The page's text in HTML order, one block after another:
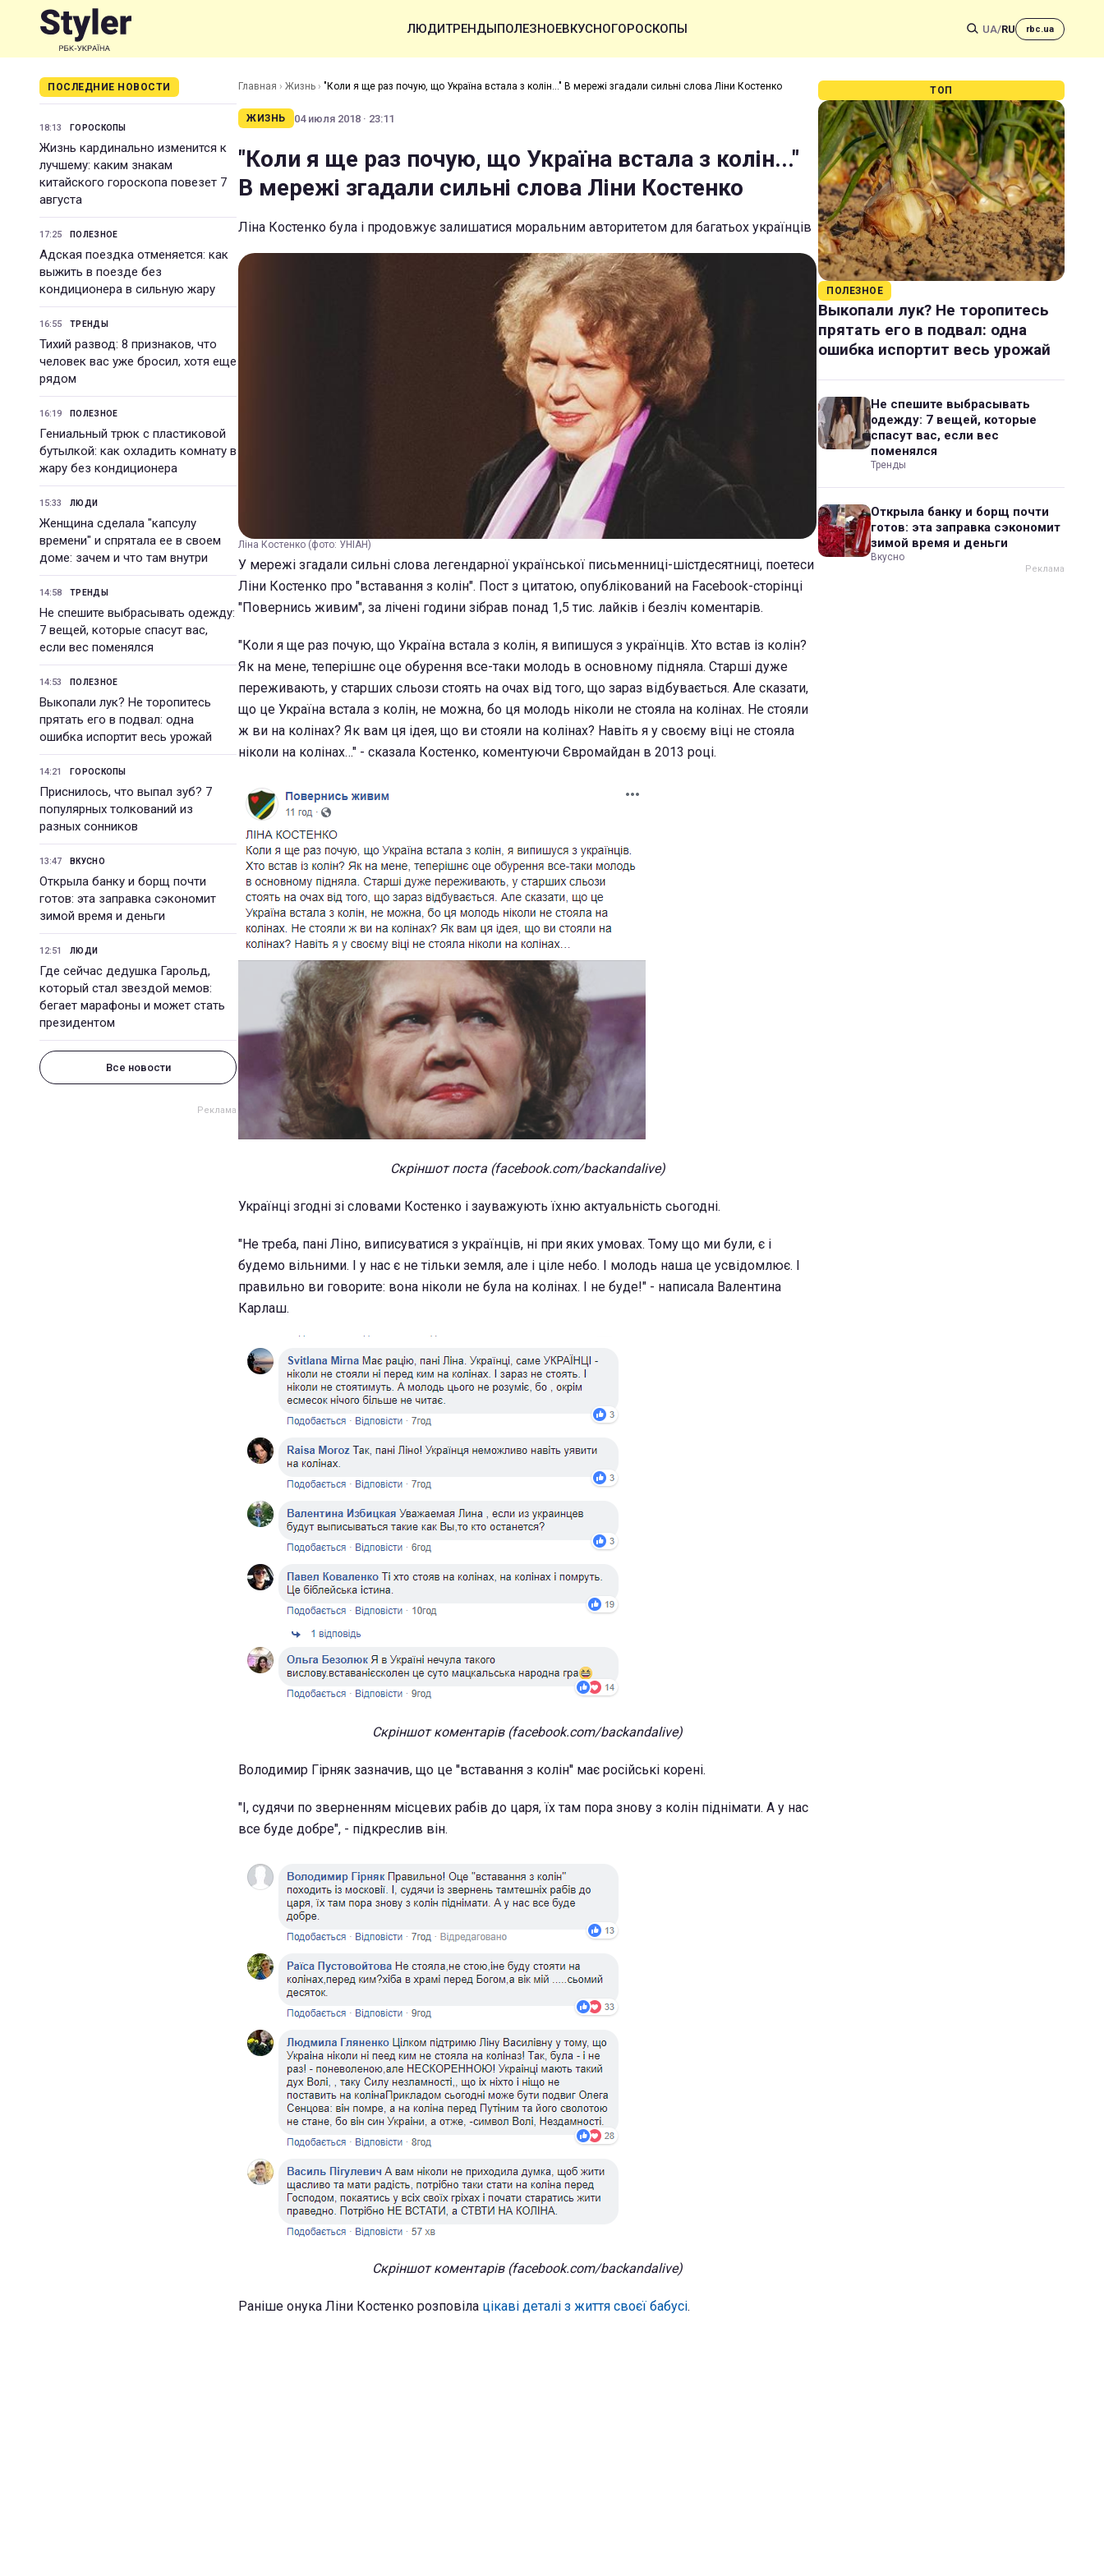
ЛЮДИТРЕНДЫПОЛЕЗНОЕВКУСНОГОРОСКОПЫ UA/RU rbc.ua
ПОСЛЕДНИЕ НОВОСТИ
18:13 ГОРОСКОПЫ
Жизнь кардинально изменится к
лучшему: каким знакам
китайского гороскопа повезет 7
августа
17:25 ПОЛЕЗНОЕ
Адская поездка отменяется: как
выжить в поезде без
кондиционера в сильную жару
16:55 ТРЕНДЫ
Тихий развод: 8 признаков, что
человек вас уже бросил, хотя еще
рядом
16:19 ПОЛЕЗНОЕ
Гениальный трюк с пластиковой
бутылкой: как охладить комнату в
жару без кондиционера
15:33 ЛЮДИ
Женщина сделала "капсулу
времени" и спрятала ее в своем
доме: зачем и что там внутри
14:58 ТРЕНДЫ
Не спешите выбрасывать одежду:
7 вещей, которые спасут вас,
если вес поменялся
14:53 ПОЛЕЗНОЕ
Выкопали лук? Не торопитесь
прятать его в подвал: одна
ошибка испортит весь урожай
14:21 ГОРОСКОПЫ
Приснилось, что выпал зуб? 7
популярных толкований из
разных сонников
13:47 ВКУСНО
Открыла банку и борщ почти
готов: эта заправка сэкономит
зимой время и деньги
12:51 ЛЮДИ
Где сейчас дедушка Гарольд,
который стал звездой мемов:
бегает марафоны и может стать
президентом
Все новости
Главная › Жизнь › "Коли я ще раз почую, що Україна встала з колін..." В мережі згадали сильні слова Ліни Костенко
ЖИЗНЬ 04 июля 2018 · 23:11
"Коли я ще раз почую, що Україна встала з колін..."
В мережі згадали сильні слова Ліни Костенко
Ліна Костенко була і продовжує залишатися моральним авторитетом для багатьох українців
Ліна Костенко (фото: УНІАН)
У мережі згадали сильні слова легендарної української письменниці-шістдесятниці, поетеси
Ліни Костенко про "вставання з колін". Пост з цитатою, опублікований на Facebook-сторінці
"Повернись живим", за лічені години зібрав понад 1,5 тис. лайків і безліч коментарів.
"Коли я ще раз почую, що Україна встала з колін, я випишуся з українців. Хто встав із колін?
Як на мене, теперішнє оце обурення все-таки молодь в основному підняла. Старші дуже
переживають, у старших сльози стоять на очах від того, що зараз відбувається. Але сказати,
що це Україна встала з колін, не можна, бо ця молодь ніколи не стояла на колінах. Не стояли
ж ви на колінах? Як вам ця ідея, що ви стояли на колінах? Навіть я у своєму віці не стояла
ніколи на колінах…" - сказала Костенко, коментуючи Євромайдан в 2013 році.
Скріншот поста (facebook.com/backandalive)
Українці згодні зі словами Костенко і зауважують їхню актуальність сьогодні.
"Не треба, пані Ліно, виписуватися з українців, ні при яких умовах. Тому що ми були, є і
будемо вільними. І у нас є не тільки земля, але і ціле небо. І молодь наша це усвідомлює. І
правильно ви говорите: вона ніколи не була на колінах. І не буде!" - написала Валентина
Карлаш.
Скріншот коментарів (facebook.com/backandalive)
Володимир Гірняк зазначив, що це ''вставання з колін'' має російські корені.
"І, судячи по зверненням місцевих рабів до царя, їх там пора знову з колін піднімати. А у нас
все буде добре", - підкреслив він.
Скріншот коментарів (facebook.com/backandalive)
Раніше онука Ліни Костенко розповіла цікаві деталі з життя своєї бабусі.
ТОП
ПОЛЕЗНОЕ
Выкопали лук? Не торопитесь
прятать его в подвал: одна
ошибка испортит весь урожай
Не спешите выбрасывать
одежду: 7 вещей, которые
спасут вас, если вес
поменялся
Тренды
Открыла банку и борщ почти
готов: эта заправка сэкономит
зимой время и деньги
Вкусно